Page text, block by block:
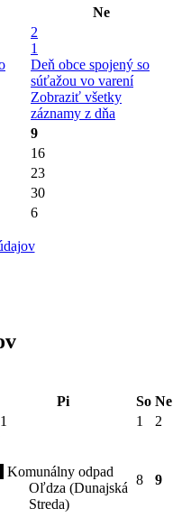
Ne
2
1
Deň obce spojený so
súťažou vo varení
Zobraziť všetky
záznamy z dňa
9
16
23
30
6
Pi So Ne
1 2
Komunálny odpad
Oľdza (Dunajská
Streda)
8 9